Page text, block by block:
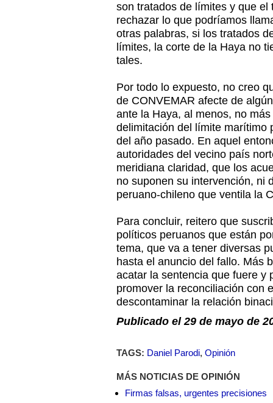
son tratados de límites y que el
rechazar lo que podríamos
otras palabras, si los tratados
límites, la corte de la Haya no
tales.
Por todo lo expuesto, no creo
de CONVEMAR afecte de
ante la Haya, al menos, no
delimitación del límite marítimo
del año pasado. En aquel
autoridades del vecino país
meridiana claridad, que los
no suponen su intervención, ni
peruano-chileno que ventila la
Para concluir, reitero que
políticos peruanos que están
tema, que va a tener diversas
hasta el anuncio del fallo. Más
acatar la sentencia que fuere y
promover la reconciliación con
descontaminar la relación
Publicado el 29 de mayo de
TAGS: Daniel Parodi, Opinión
MÁS NOTICIAS DE OPINIÓN
Firmas falsas, urgentes precisiones